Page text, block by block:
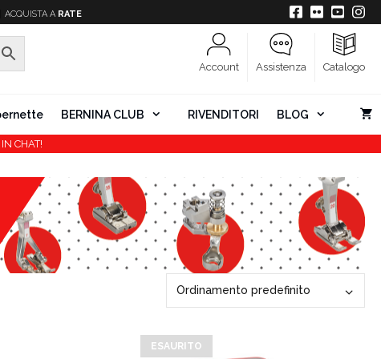
ACQUISTA A RATE
Account Assistenza Catalogo
BERNINA CLUB RIVENDITORI BLOG
CHAT!
ESAURITO